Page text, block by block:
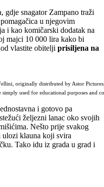
gdje snagator Zampano traži
u njegovim
i kao komičarski dodatak na
majci 10 000 lira kako bi
vlastite obitelji prisiljena na
originally distributed by Astor
used for educational purposes and
i gotovo pa
željezni lanac oko svojih
Nešto prije svakog
ulozi klauna koji svira
Tako idu iz grada u grad i